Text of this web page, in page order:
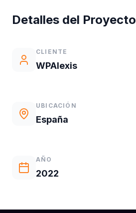
Detalles del Proyecto
CLIENTE
WPAlexis
UBICACIÓN
España
AÑO
2022